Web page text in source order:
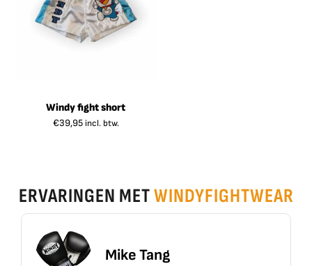
Windy fight short
€39,95 incl. btw.
ERVARINGEN METWINDYFIGHTWEAR
Mike Tang